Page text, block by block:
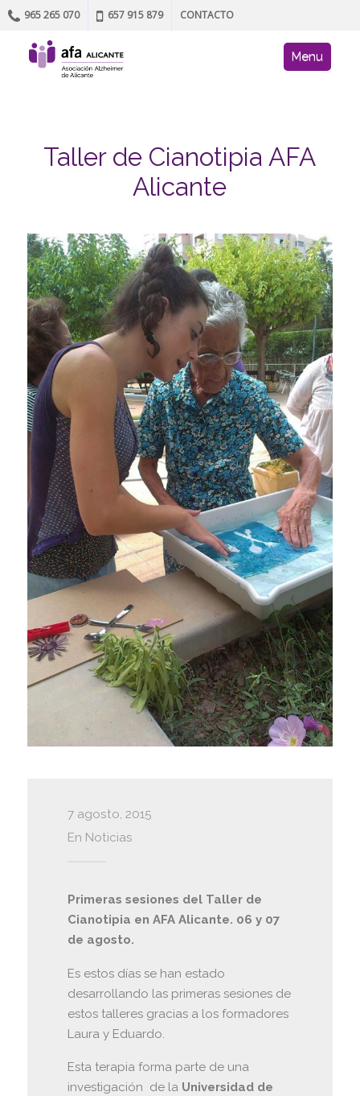
965 265 070 657 915 879 CONTACTO
AFA site
Skip to content
Menu
Taller de Cianotipia AFA
Alicante
7 agosto, 2015
En Noticias
Primeras sesiones del Taller de
Cianotipia en AFA Alicante. 06 y 07
de agosto.
Es estos días se han estado
desarrollando las primeras sesiones de
estos talleres gracias a los formadores
Laura y Eduardo.
Esta terapia forma parte de una
investigación de la Universidad de